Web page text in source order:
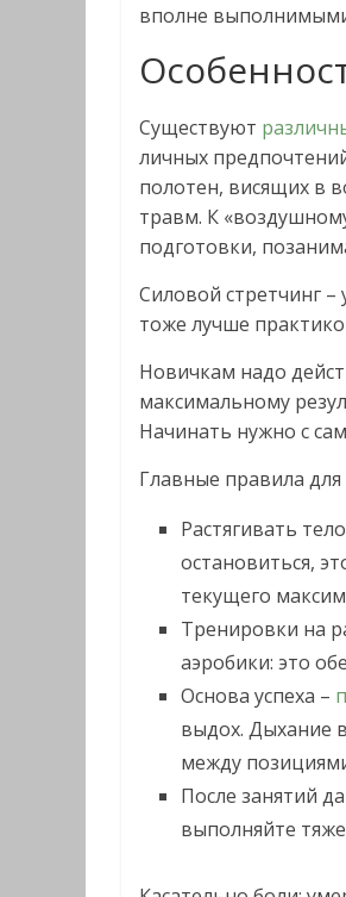
вполне
Существуют
личных
полотен, висящих в
травм. К
подготовки,
Силовой стретчинг
тоже лучше
Новичкам надо
максимальному
Начинать нужно с
Главные правила
Растягивать
остановиться,
текущего
Тренировки на
аэробики: это
Основа успеха –
выдох. Дыхание
между
После занятий
выполняйте